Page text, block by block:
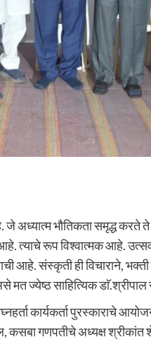
जे अध्यात्म भौतिकता समृद्ध
आहे. त्याचे रूप विश्वात्मक आहे.
आहे. संस्कृती ही विचाराने,
ज्येष्ठ साहित्यिक डाॅ.श्रीपाल
कार्यकर्ता पुरस्काराचे
कसबा गणपतीचे अध्यक्ष